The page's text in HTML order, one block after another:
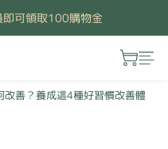
可領取100購物金
改善？養成這4種好習慣改善體